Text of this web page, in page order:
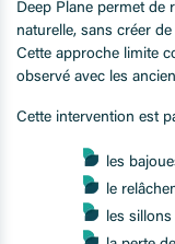
Deep Plane permet de
naturelle, sans créer
Cette approche limite
observé avec les
Cette intervention est
les
le
les